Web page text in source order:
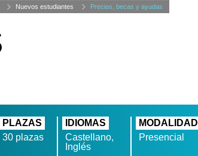
Nuevos estudiantes Precios, becas y ayudas
PLAZAS
30 plazas
IDIOMAS
Castellano,
Inglés
MODALIDAD
Presencial